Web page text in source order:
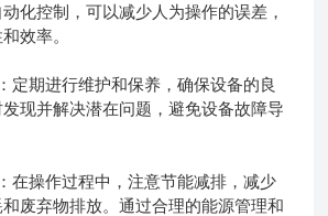
化控制，可以减少人为操作的误差，
效率。
期进行维护和保养，确保设备的良
现并解决潜在问题，避免设备故障导
操作过程中，注意节能减排，减少
废弃物排放。通过合理的能源管理和